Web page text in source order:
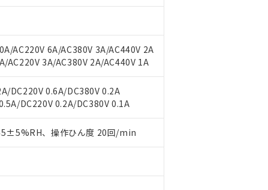
AC220V 6A/AC380V 3A/AC440V 2A
AC220V 3A/AC380V 2A/AC440V 1A
DC220V 0.6A/DC380V 0.2A
DC220V 0.2A/DC380V 0.1A
、操作ひん度 20回/min
えご利用ください。
扱商品の当社在庫状況および標準価格(税抜)を提供させていただ
、本サービスの対象外となる商品もあることをご了承ください。
、記載している更新日時点での社内データに基づき作成されるも
の在庫および標準価格とは異なる場合があることをご了承くださ
お客様のお取引先、またはお客様担当のオムロン制御機器販売店・
の非含有に対応した製品が提供可能な商品です。
含有に対応した製品に切り替える予定のある商品です。
の非含有に非対応の商品で、対応品を出す予定はありません。
の非含有の対応状況を調査中または確認中の商品です。
有害物質有無と関係のない商品です。
ていたものが、含有品と判明した場合などやむを得ず変更すること
カドミウム(Cd) 100ppm以下、
1000ppm以下、フタル酸ブチルベンジル（BBP） 1000ppm以下、フタル酸ジブチ
る意図的な使用がないことを確認しています。
の基準値以下であることを示します。
の基準値を超えていることを示します。
問い合わせください。
ドミウム) : 100ppm、
ェニル類) : 1000ppm、 PBDEs(ポリ臭化ジフェニルエーテル類) : 1000ppm、
酸ジイソブチル) : 1000ppm、 BBP(フタル酸ブチルベンジル) : 1000ppm、
国為替および外国貿易法に定める商品（以下｢規制貨物等」とい
場合は、日本国政府の輸出許可(または役務取引許可)を取得する
完全に破砕するなど、違法に輸出されないよう必要な手段を講じ